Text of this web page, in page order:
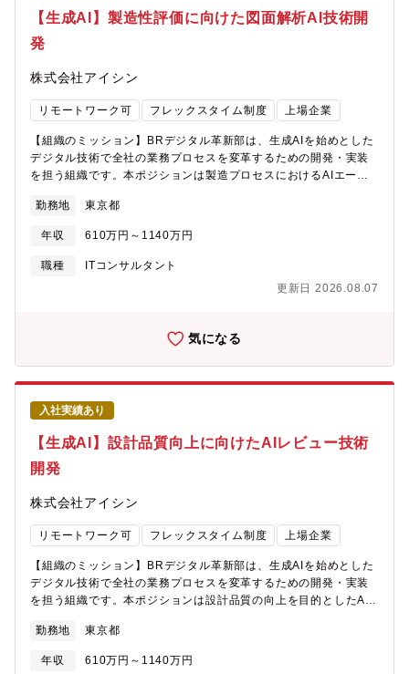
業員エンゲージメント調査・人材データ等の構造化データに対す
る統計的因果分析と、生成AIを組み合わせた施策提案の技術開発
を担当。因果モデル構築から施策効果予測、分析結果の解釈可能
析】エンゲージメント調査・人材データからベイジアンネットワ
ーク等による因果構造推定、施策効果予測【施策提案AI】因果モ
デルと生成AIによる部署別・職種別の施策提案、説明可能な出力
性の担保、自動可視化・レポート生成【分析手法の高度化】分析
粒度の最適化、時系列変化追跡、施策→効果のフィードバックル
ープ設計【チーム連携】業務部門・外部パートナーとの要件調
整、知見共有【語学】TOEIC550点以上を歓迎（TOEICスコアに
メール／ほとんどない資料・文書読解／時々ある電話会議・商談
【生成AI】製造性評価に向けた図面解析AI技術開
発
株式会社アイシン
リモートワーク可 フレックスタイム制度 上場企業
【組織のミッション】BRデジタル革新部は、生成AIを始めとした
デジタル技術で全社の業務プロセスを変革するための開発・実装
を担う組織です。本ポジションは製造プロセスにおけるAIエージ
価を起点に設計・製造間のプロセス高度化を担っていただきま
す。【募集背景】設計形状が製造要件を満たしているかの確認に
は、素材・工法ごとの専門知識と過去の品質不具合を踏まえた高
度な判断が求められ、豊富な製造知見が蓄積されています。この
のリードタイム短縮と品質向上を実現するため、マルチモーダル
いただける方を募集します。【業務のやりがい】・多様な素材・
工法にわたる製造プロセスの判断精度をAIで高度化する技術的チ
ャレンジ・品質向上・リードタイム短縮など製造業の基幹プロセ
スに直結するインパクトの大きさ・製造現場と密接に連携し、AI
技術が品質・生産性に反映される手応えを直接得られる開発環境
【職務内容】設計図面に対する製造性評価をAIで支援する技術開
発を担当。図面からの情報抽出・製造ルールに基づく自動チェッ
ク・過去品質不具合との照合など、製造品質の向上に直結するAI
エージェントの設計・実装を推進します。【具体的な業務内容】
動チェック、素材・工法ごとの判断ロジック設計・実装【製造知
見の構造化】図面・仕様書・不具合履歴を横断活用するナレッジ
基盤構築、製造ルールの体系化【図面情報抽出】OCR＋レイアウ
造性チェック結果の可視化・修正提案、設計変更の製造影響評価
【チーム連携】業務部門・外部パートナーとの要件調整【語学】
TOEIC550点以上を歓迎（TOEICスコアに限定せず、同等の語学
力があれば歓迎します）●業務での英語使用メール／ほとんどない
基本的にない
勤務地 東京都
年収 610万円～1140万円
職種
ITコンサルタント
更新日 2026.08.07
気になる
入社実績あり
【生成AI】設計品質向上に向けたAIレビュー技術
開発
株式会社アイシン
リモートワーク可 フレックスタイム制度 上場企業
【組織のミッション】BRデジタル革新部は、生成AIを始めとした
デジタル技術で全社の業務プロセスを変革するための開発・実装
を担う組織です。本ポジションは設計品質の向上を目的としたAI
における暗黙知の構造化とAIレビュー技術の開発を担っていただ
きます。【募集背景】設計審査や変化点分析など設計品質を支え
る業務には、ベテランの経験に基づく高度な判断が不可欠であ
勤務地 東京都
年収 610万円～1140万円